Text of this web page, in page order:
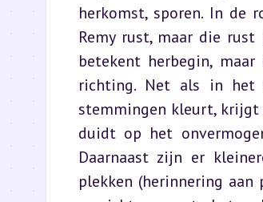
herkomst, sporen. In de
Remy rust, maar die
betekent herbegin,
richting. Net als in het
stemmingen kleurt, krijgt
duidt op het
Daarnaast zijn er
plekken (herinnering